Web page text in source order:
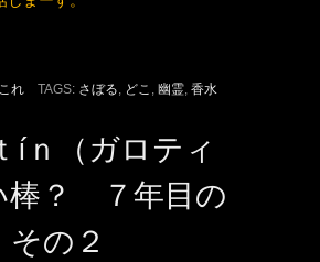
れ TAGS: さぼる, どこ , 幽霊, 香水
íｎ（ガロティ
？ ７年目の
の２